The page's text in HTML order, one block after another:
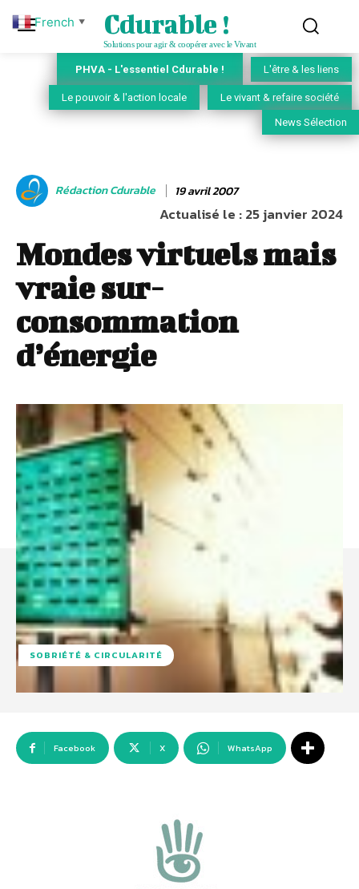
Cdurable !
Solutions pour agir & coopérer avec le Vivant
PHVA - L'essentiel Cdurable ! L'être & les liens
Le pouvoir & l'action locale Le vivant & refaire société
News Sélection
Rédaction Cdurable 19 avril 2007
Actualisé le :25 janvier 2024
Mondes virtuels mais
vraie sur-
consommation
d’énergie
SOBRIÉTÉ & CIRCULARITÉ
Facebook X WhatsApp
French ▼